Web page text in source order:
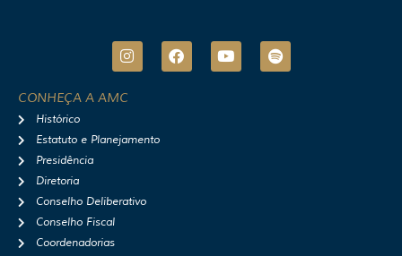
I
n
t
r
F
a
Y
o
S
p
CONHEÇA A AMC
Histórico
Estatuto e Planejamento
Presidência
Diretoria
Conselho Deliberativo
Conselho Fiscal
Coordenadorias